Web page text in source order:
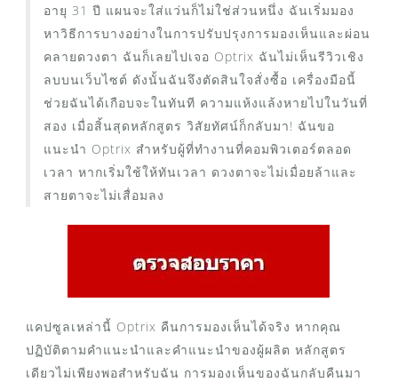
อายุ 31 ปี แผนจะใส่แว่นก็ไม่ใช่ส่วนหนึ่ง ฉันเริ่มมอง
หาวิธีการบางอย่างในการปรับปรุงการมองเห็นและผ่อน
คลายดวงตา ฉันก็เลยไปเจอ Optrix ฉันไม่เห็นรีวิวเชิง
ลบบนเว็บไซต์ ดังนั้นฉันจึงตัดสินใจสั่งซื้อ เครื่องมือนี้
ช่วยฉันได้เกือบจะในทันที ความแห้งแล้งหายไปในวันที่
สอง เมื่อสิ้นสุดหลักสูตร วิสัยทัศน์ก็กลับมา! ฉันขอ
แนะนำ Optrix สำหรับผู้ที่ทำงานที่คอมพิวเตอร์ตลอด
เวลา หากเริ่มใช้ให้ทันเวลา ดวงตาจะไม่เมื่อยล้าและ
สายตาจะไม่เสื่อมลง
แคปซูลเหล่านี้ Optrix คืนการมองเห็นได้จริง หากคุณ
ปฏิบัติตามคำแนะนำและคำแนะนำของผู้ผลิต หลักสูตร
เดียวไม่เพียงพอสำหรับฉัน การมองเห็นของฉันกลับคืนมา